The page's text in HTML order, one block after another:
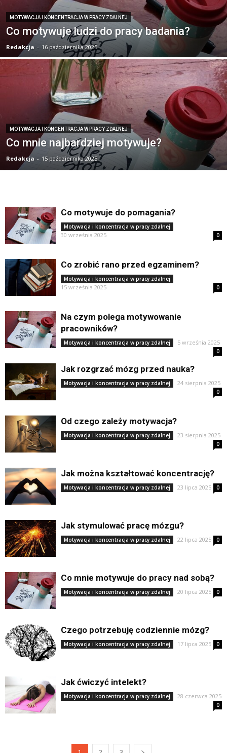
MOTYWACJA I KONCENTRACJA W PRACY ZDALNEJ
Co motywuje ludzi do pracy badania?
Redakcja - 16 października 2025
MOTYWACJA I KONCENTRACJA W PRACY ZDALNEJ
Co mnie najbardziej motywuje?
Redakcja - 15 października 2025
Co motywuje do pomagania?
Motywacja i koncentracja w pracy zdalnej
30 września 2025 0
Co zrobić rano przed egzaminem?
Motywacja i koncentracja w pracy zdalnej
15 września 2025 0
Na czym polega motywowanie
pracowników?
Motywacja i koncentracja w pracy zdalnej 5 września 2025
0
Jak rozgrzać mózg przed nauka?
Motywacja i koncentracja w pracy zdalnej 24 sierpnia 2025
0
Od czego zależy motywacja?
Motywacja i koncentracja w pracy zdalnej 23 sierpnia 2025
0
Jak można kształtować koncentrację?
Motywacja i koncentracja w pracy zdalnej 23 lipca 2025 0
Jak stymulować pracę mózgu?
Motywacja i koncentracja w pracy zdalnej 22 lipca 2025 0
Co mnie motywuje do pracy nad sobą?
Motywacja i koncentracja w pracy zdalnej 20 lipca 2025 0
Czego potrzebuję codziennie mózg?
Motywacja i koncentracja w pracy zdalnej 17 lipca 2025 0
Jak ćwiczyć intelekt?
Motywacja i koncentracja w pracy zdalnej 28 czerwca 2025
0